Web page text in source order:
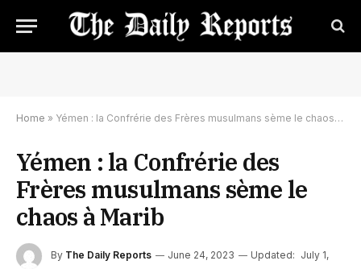
Home » Yémen : la Confrérie des Frères musulmans sème le chaos à Marib
Yémen : la Confrérie des
Frères musulmans sème le
chaos à Marib
By The Daily Reports June 24, 2023 Updated: July 1,